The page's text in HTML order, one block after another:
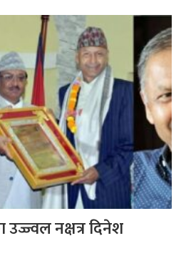
उज्ज्वल नक्षत्र दिनेश